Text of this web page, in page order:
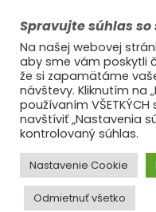
©2021
Spravujte súhlas
Na našej webovej
aby sme vám poskytli
že si zapamätáme
návštevy. Kliknutím na
používaním
navštíviť „Nastavenia
kontrolovaný súhlas.
Nastavenie Cookie
Odmietnuť všetko